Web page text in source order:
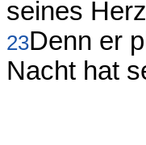
seines
23Denn er
Nacht hat